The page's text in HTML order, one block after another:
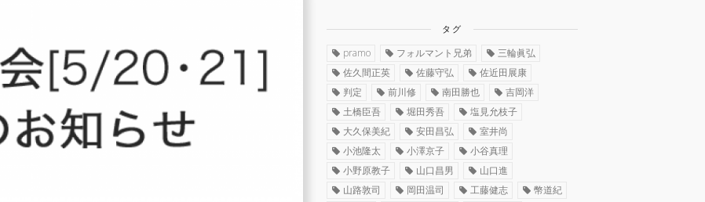
タグ
pramo フォルマント兄弟
三輪眞弘
佐久間正英
佐藤守弘
佐近田展康
判定
前川修 南田勝也
吉岡洋
土橋臣吾
堀田秀吾
塩見允枝子
大久保美紀
安田昌弘
室井尚
小池隆太
小澤京子
小谷真理
小野原教子
山口昌男
山口進
山路敦司
岡田温司 工藤健志
幣道紀